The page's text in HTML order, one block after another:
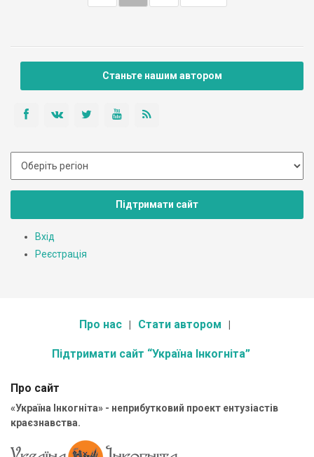
Станьте нашим автором
Підтримати сайт
Вхід
Реєстрація
Про нас Стати автором
Підтримати сайт “Україна Інкогніта”
Про сайт
«Україна Інкогніта» - неприбутковий проект ентузіастів
краєзнавства.